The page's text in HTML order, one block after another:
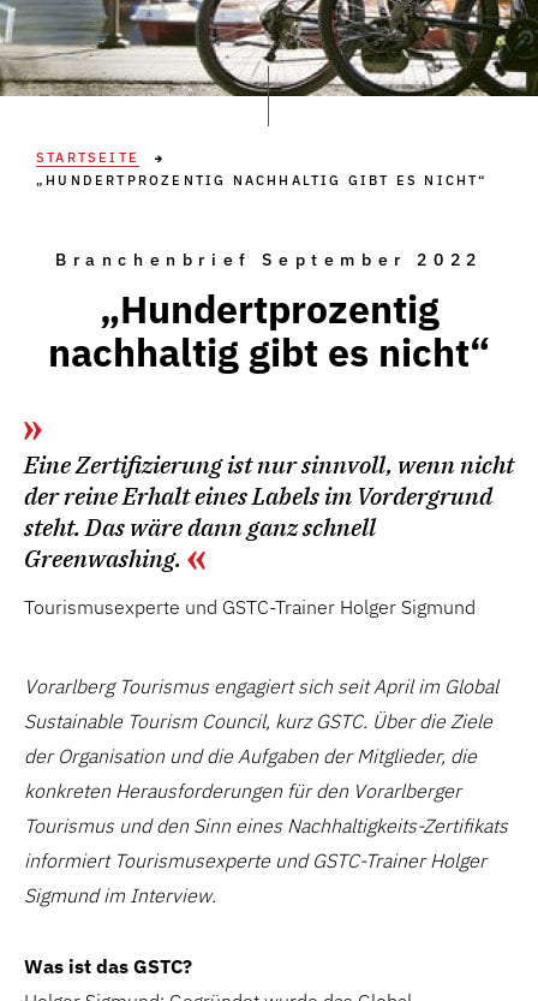
STARTSEITE
„HUNDERTPROZENTIG NACHHALTIG GIBT ES NICHT“
Branchenbrief September 2022
„Hundertprozentig
nachhaltig gibt es nicht“
Eine Zertifizierung ist nur sinnvoll, wenn nicht
der reine Erhalt eines Labels im Vordergrund
steht. Das wäre dann ganz schnell
Greenwashing.
Tourismusexperte und GSTC-Trainer Holger Sigmund
Vorarlberg Tourismus engagiert sich seit April im Global
Sustainable Tourism Council, kurz GSTC. Über die Ziele
der Organisation und die Aufgaben der Mitglieder, die
konkreten Herausforderungen für den Vorarlberger
Tourismus und den Sinn eines Nachhaltigkeits-Zertifikats
informiert Tourismusexperte und GSTC-Trainer Holger
Sigmund im Interview.
Was ist das GSTC?